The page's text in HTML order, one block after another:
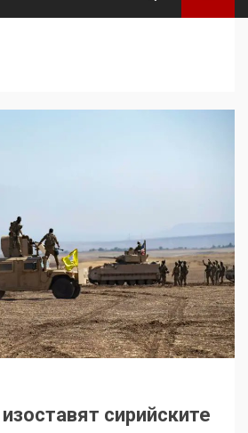
сирийските